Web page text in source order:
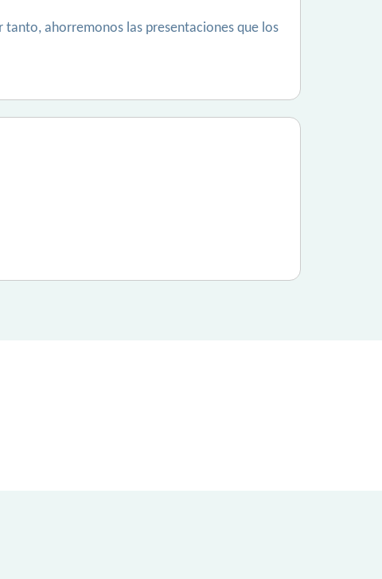
ahorremonos las presentaciones que los